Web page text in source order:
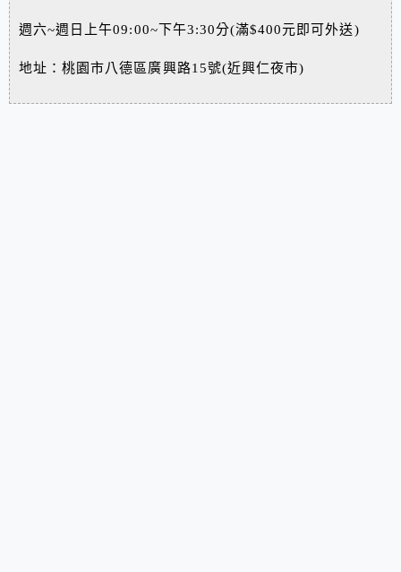
週六~週日上午09:00~下午3:30分(滿$400元即可外送)
地址：桃園市八德區廣興路15號(近興仁夜市)